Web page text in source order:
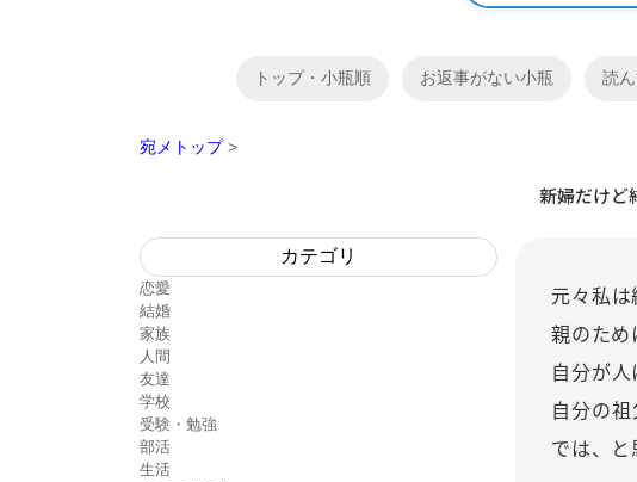
トップ・小瓶順 お返事がない小瓶 読
宛メトップ >
新婦だけど
カテゴリ
恋愛
結婚
家族
人間
友達
学校
受験・勉強
部活
生活
元々私
親のため
自分が人
自分の
では、と